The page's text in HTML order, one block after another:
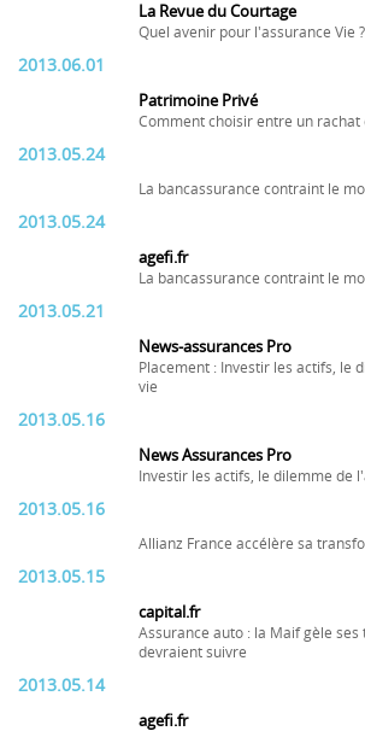
La Revue du Courtage
Quel avenir pour l'assurance Vie ?
2013.06.01
Patrimoine Privé
Comment choisir entre un rachat
2013.05.24
La bancassurance contraint le
2013.05.24
agefi.fr
La bancassurance contraint le
2013.05.21
News-assurances Pro
Placement : Investir les actifs, le
vie
2013.05.16
News Assurances Pro
Investir les actifs, le dilemme de
2013.05.16
Allianz France accélère sa
2013.05.15
capital.fr
Assurance auto : la Maif gèle
devraient suivre
2013.05.14
agefi.fr